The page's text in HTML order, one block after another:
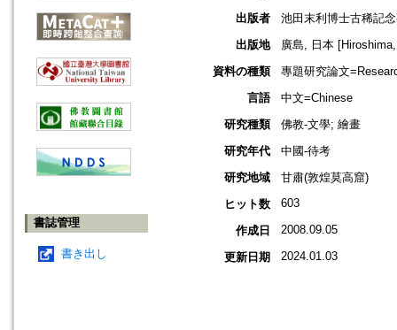
書誌管理
書き出し
出版者
池田末利博士古稀記
出版地
廣島, 日本
資料の種類
專題研究論文
言語
中文=Chinese
研究種類
佛教-文學; 繪畫
研究年代
中國-待考
研究地域
甘肅(敦煌莫高窟)
ヒット数
603
作成日 2008.09.05
更新日期 2024.01.03